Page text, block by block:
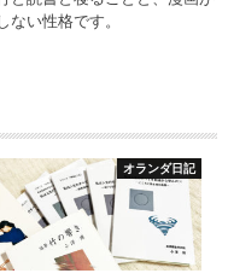
い性格です。
オランダ日記